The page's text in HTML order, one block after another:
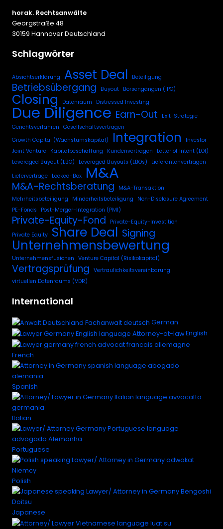
horak. Rechtsanwälte
Georgstraße 48
30159 Hannover Deutschland
Schlagwörter
Absichtserklärung Asset Deal Beteiligung
Betriebsübergang Buyout Börsengängen (IPO)
Closing Datenraum Distressed Investing
Due Diligence Earn-Out
Exit-Strategie
Gerichtsverfahren Gesellschaftsverträgen
Growth Capital (Wachstumskapital)
Integration
Investor
Joint Venture Kapitalbeschaffung Kundenverträgen
Letter of Intent (LOI)
Leveraged Buyout (LBO)
Leveraged Buyouts (LBOs)
Lieferantenverträgen
Lieferverträge Locked-Box M&A
M&A-Rechtsberatung
M&A-Transaktion
Mehrheitsbeteiligung
Minderheitsbeteiligung
Non-Disclosure Agreement
PE-Fonds
Post-Merger-Integration (PMI)
Private-Equity-Fond
Private-Equity-Investition
Private Equity Share Deal Signing
Unternehmensbewertung
Unternehmensfusionen Venture Capital (Risikokapital)
Vertragsprüfung Vertraulichkeitsvereinbarung
virtuellen Datenraums (VDR)
International
German
English
French
Spanish
Italian
Portuguese
Polish
Japanese